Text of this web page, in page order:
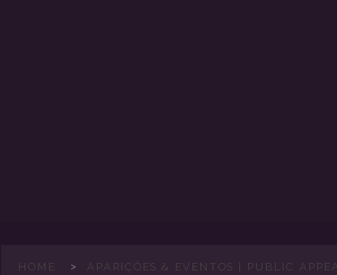
HOME > APARIÇÕES & EVENTOS | PUBLIC